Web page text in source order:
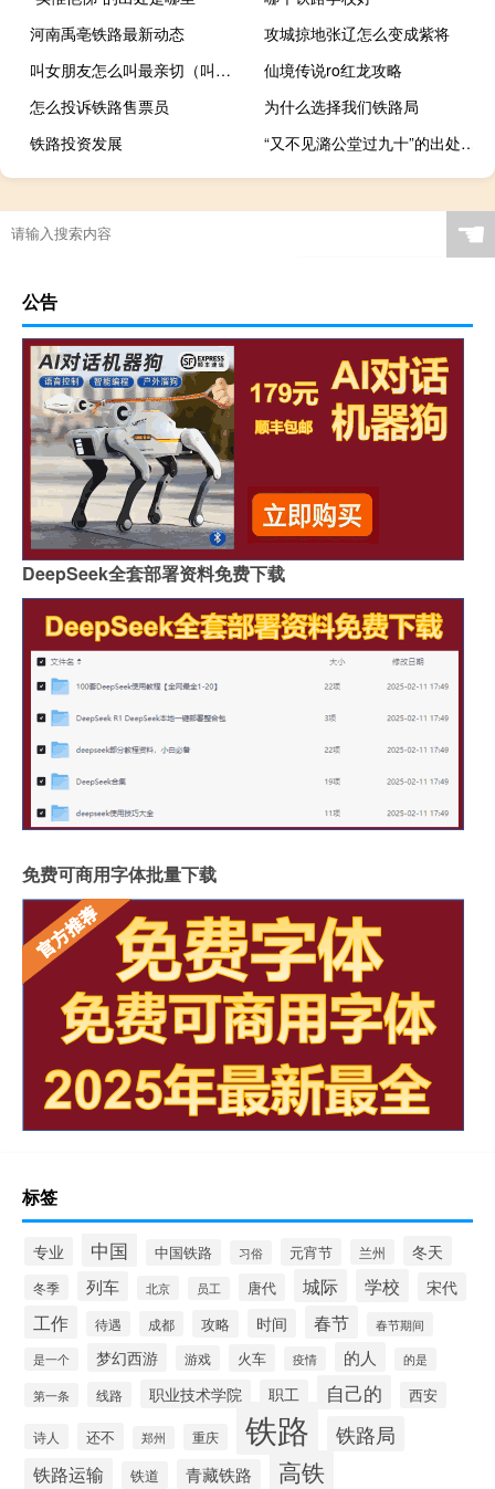
河南禹亳铁路最新动态
攻城掠地张辽怎么变成紫将
叫女朋友怎么叫最亲切（叫女朋友什么比较亲切）
仙境传说ro红龙攻略
怎么投诉铁路售票员
为什么选择我们铁路局
铁路投资发展
“又不见潞公堂过九十”的出处是哪里
☚
公告
DeepSeek全套部署资料免费下载
免费可商用字体批量下载
标签
专业 中国 中国铁路 习俗 元宵节 兰州 冬天
冬季 列车 北京 员工 唐代 城际 学校 宋代
工作 待遇 成都 攻略 时间 春节 春节期间
是一个 梦幻西游 游戏 火车 疫情 的人 的是
第一条 线路 职业技术学院 职工 自己的 西安
诗人 还不 郑州 重庆 铁路 铁路局
铁路运输 铁道 青藏铁路 高铁